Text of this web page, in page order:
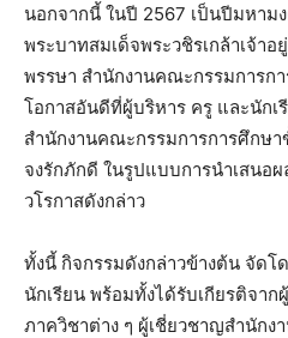
นอกจากนี้ ในปี 2567 เป็นปีมหาม
พระบาทสมเด็จพระวชิรเกล้าเจ้า
พรรษา สำนักงานคณะกรรมการก
โอกาสอันดีที่ผู้บริหาร ครู และนัก
สำนักงานคณะกรรมการการศึกษ
จงรักภักดี ในรูปแบบการนำเสนอ
วโรกาสดังกล่าว
ทั้งนี้ กิจกรรมดังกล่าวข้างต้น จัด
นักเรียน พร้อมทั้งได้รับเกียรติจา
ภาควิชาต่าง ๆ ผู้เชี่ยวชาญสำนัก